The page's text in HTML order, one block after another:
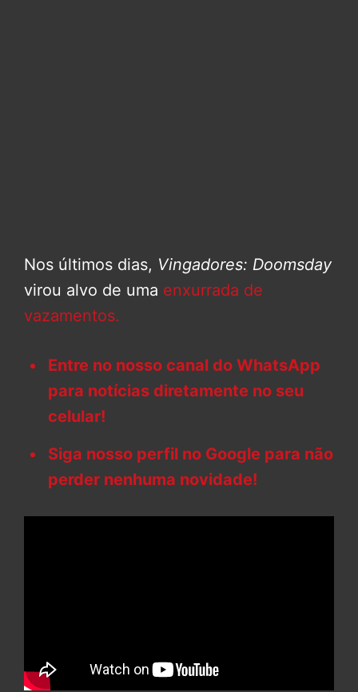
Nos últimos dias, Vingadores: Doomsday
virou alvo de uma enxurrada de
vazamentos.
Entre no nosso canal do WhatsApp
para notícias diretamente no seu
celular!
Siga nosso perfil no Google para não
perder nenhuma novidade!